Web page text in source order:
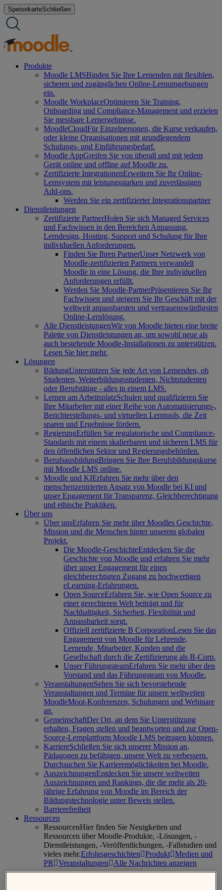
Zum
Inhalt
springen
SpeisekarteSchließen
Produkte
Moodle LMSBinden Sie Ihre Lernenden mit flexiblen,
sicheren und zugänglichen Online-Lernumgebungen
ein.
Moodle WorkplaceOptimieren Sie Training,
Onboarding und Compliance-Management und erzielen
Sie messbare Lernergebnisse.
MoodleCloudFür Einzelpersonen, die Kurse verkaufen,
oder kleine Organisationen mit grundlegendem
Schulungs- und Einführungsbedarf.
Moodle AppGreifen Sie von überall und mit jedem
Gerät online und offline auf Moodle zu.
Zertifizierte IntegrationenErweitern Sie Ihr Online-
Lernsystem mit leistungsstarken und zuverlässigen
Add-ons.
Werden Sie ein zertifizierter Integrationspartner
Dienstleistungen
Zertifizierte PartnerHolen Sie sich Managed Services
und Fachwissen in den Bereichen Anpassung,
Lerndesign, Hosting, Support und Schulung für Ihre
individuellen Anforderungen.
Finden Sie Ihren PartnerUnser Netzwerk von
Moodle-zertifizierten Partnern verwandelt
Moodle in eine Lösung, die Ihre individuellen
Anforderungen erfüllt.
Werden Sie Moodle-PartnerPräsentieren Sie Ihr
Fachwissen und steigern Sie Ihr Geschäft mit der
weltweit anpassbarsten und vertrauenswürdigsten
Online-Lernlösung.
Alle DienstleistungenWir von Moodle bieten eine breite
Palette von Dienstleistungen an, um sowohl neue als
auch bestehende Moodle-Installationen zu unterstützen.
Lesen Sie hier mehr.
Lösungen
BildungUnterstützen Sie jede Art von Lernenden, ob
Studenten, Weiterbildungsstudenten, Nichtstudenten
oder Berufstätige - alles in einem LMS.
Lernen am ArbeitsplatzSchulen und qualifizieren Sie
Ihre Mitarbeiter mit einer Reihe von Automatisierungs-,
Berichterstellungs- und virtuellen Lerntools, die Zeit
sparen und Ergebnisse fördern.
RegierungErfüllen Sie regulatorische und Compliance-
Standards mit einem skalierbaren und sicheren LMS für
den öffentlichen Sektor und Regierungsbehörden.
BerufsausbildungBringen Sie Ihre Berufsbildungskurse
mit Moodle LMS online.
Moodle und KIErfahren Sie mehr über den
menschenzentrierten Ansatz von Moodle bei KI und
unser Engagement für Transparenz, Gleichberechtigung
und ethische Praktiken.
Über uns
Über unsErfahren Sie mehr über Moodles Geschichte,
Mission und die Menschen hinter unserem globalen
Projekt.
Die Moodle-GeschichteEntdecken Sie die
Geschichte von Moodle und erfahren Sie mehr
über unser Engagement für einen
gleichberechtigten Zugang zu hochwertigen
eLearning-Erfahrungen.
Open SourceErfahren Sie, wie Open Source zu
einer gerechteren Welt beiträgt und für
Nachhaltigkeit, Sicherheit, Flexibilität und
Anpassbarkeit sorgt.
Offiziell zertifizierte B CorporationLesen Sie das
Engagement von Moodle für Lehrende,
Lernende, Mitarbeiter, Kunden und die
Gesellschaft durch die Zertifizierung als B-Corp.
Unser FührungsteamErfahren Sie mehr über den
Vorstand und das Führungsteam von Moodle.
VeranstaltungenSehen Sie sich bevorstehende
Veranstaltungen und Termine für unsere weltweiten
MoodleMoot-Konferenzen, Schulungen und Webinare
an.
GemeinschaftDer Ort, an dem Sie Unterstützung
erhalten, Fragen stellen und beantworten und zur Open-
Source-Lernplattform Moodle LMS beitragen können.
KarriereSchließen Sie sich unserer Mission an,
Pädagogen zu befähigen, unsere Welt zu verbessern.
Durchsuchen Sie Karrieremöglichkeiten bei Moodle.
AuszeichnungenEntdecken Sie unsere weltweiten
Auszeichnungen und Rankings, die die mehr als 20-
jährige Erfahrung von Moodle im Bereich der
Bildungstechnologie unter Beweis stellen.
Barrierefreiheit
Ressourcen
RessourcenHier finden Sie Neuigkeiten und
Ressourcen über Moodle-Produkte, -Lösungen, -
Dienstleistungen, -Veröffentlichungen, -Fallstudien und
vieles mehr.Erfolgsgeschichten Produkt Medien und
PR
Veranstaltungen Alle Nachrichten anzeigen